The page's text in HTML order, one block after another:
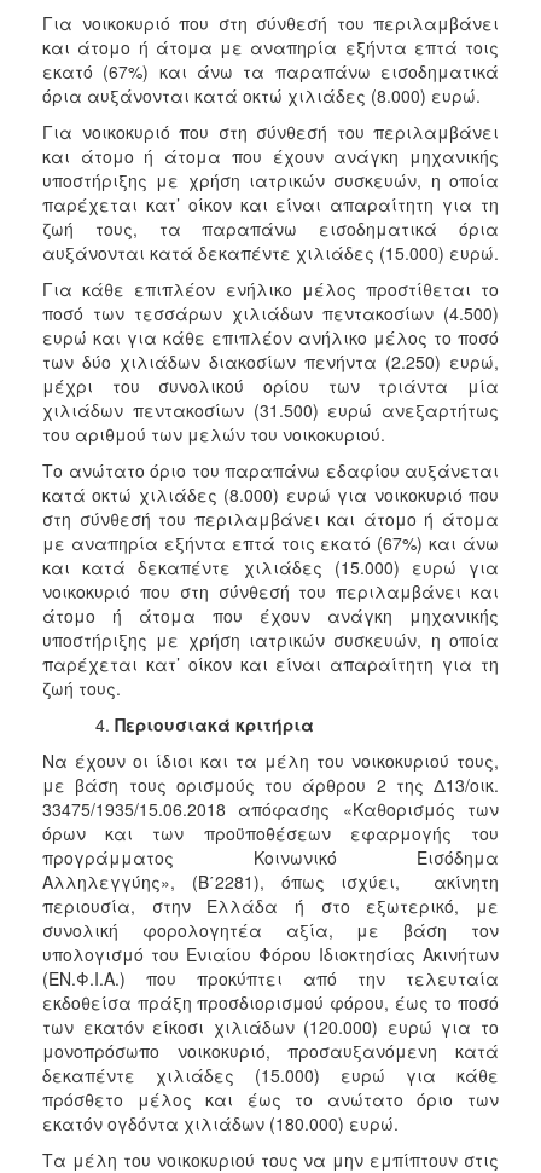
Για νοικοκυριό που στη σύνθεσή του περιλαμβάνει
και άτομο ή άτομα με αναπηρία εξήντα επτά τοις
εκατό (67%) και άνω τα παραπάνω εισοδηματικά
όρια αυξάνονται κατά οκτώ χιλιάδες (8.000) ευρώ.
Για νοικοκυριό που στη σύνθεσή του περιλαμβάνει
και άτομο ή άτομα που έχουν ανάγκη μηχανικής
υποστήριξης με χρήση ιατρικών συσκευών, η οποία
παρέχεται κατ’ οίκον και είναι απαραίτητη για τη
ζωή τους, τα παραπάνω εισοδηματικά όρια
αυξάνονται κατά δεκαπέντε χιλιάδες (15.000) ευρώ.
Για κάθε επιπλέον ενήλικο μέλος προστίθεται το
ποσό των τεσσάρων χιλιάδων πεντακοσίων (4.500)
ευρώ και για κάθε επιπλέον ανήλικο μέλος το ποσό
των δύο χιλιάδων διακοσίων πενήντα (2.250) ευρώ,
μέχρι του συνολικού ορίου των τριάντα μία
χιλιάδων πεντακοσίων (31.500) ευρώ ανεξαρτήτως
του αριθμού των μελών του νοικοκυριού.
Το ανώτατο όριο του παραπάνω εδαφίου αυξάνεται
κατά οκτώ χιλιάδες (8.000) ευρώ για νοικοκυριό που
στη σύνθεσή του περιλαμβάνει και άτομο ή άτομα
με αναπηρία εξήντα επτά τοις εκατό (67%) και άνω
και κατά δεκαπέντε χιλιάδες (15.000) ευρώ για
νοικοκυριό που στη σύνθεσή του περιλαμβάνει και
άτομο ή άτομα που έχουν ανάγκη μηχανικής
υποστήριξης με χρήση ιατρικών συσκευών, η οποία
παρέχεται κατ’ οίκον και είναι απαραίτητη για τη
ζωή τους.
Περιουσιακά κριτήρια
Να έχουν οι ίδιοι και τα μέλη του νοικοκυριού τους,
με βάση τους ορισμούς του άρθρου 2 της Δ13/οικ.
33475/1935/15.06.2018 απόφασης «Καθορισμός των
όρων και των προϋποθέσεων εφαρμογής του
προγράμματος Κοινωνικό Εισόδημα
Αλληλεγγύης»,
(Β΄2281), όπως ισχύει, ακίνητη
περιουσία, στην Ελλάδα ή στο εξωτερικό, με
συνολική φορολογητέα αξία, με βάση τον
υπολογισμό του Ενιαίου Φόρου Ιδιοκτησίας Ακινήτων
(ΕΝ.Φ.Ι.Α.) που προκύπτει από την τελευταία
εκδοθείσα πράξη προσδιορισμού φόρου, έως το ποσό
των εκατόν είκοσι χιλιάδων (120.000) ευρώ για το
μονοπρόσωπο νοικοκυριό, προσαυξανόμενη κατά
δεκαπέντε χιλιάδες (15.000) ευρώ για κάθε
πρόσθετο μέλος και έως το ανώτατο όριο των
εκατόν ογδόντα χιλιάδων (180.000) ευρώ.
Τα μέλη του νοικοκυριού τους να μην εμπίπτουν στις